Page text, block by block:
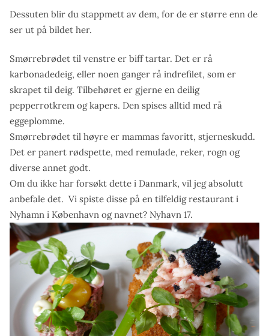
Dessuten blir du stappmett av dem, for de er større enn de
ser ut på bildet her.
Smørrebrødet til venstre er biff tartar. Det er rå
karbonadedeig, eller noen ganger rå indrefilet, som er
skrapet til deig. Tilbehøret er gjerne en deilig
pepperrotkrem og kapers. Den spises alltid med rå
eggeplomme.
Smørrebrødet til høyre er mammas favoritt, stjerneskudd.
Det er panert rødspette, med remulade, reker, rogn og
diverse annet godt.
Om du ikke har forsøkt dette i Danmark, vil jeg absolutt
anbefale det. Vi spiste disse på en tilfeldig restaurant i
Nyhamn i København og navnet? Nyhavn 17.